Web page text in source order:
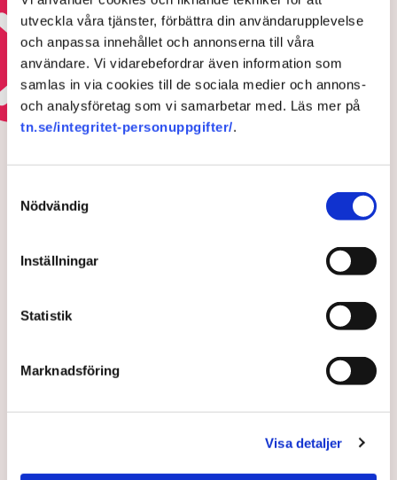
utveckla våra tjänster, förbättra din användarupplevelse
och anpassa innehållet och annonserna till våra
användare. Vi vidarebefordrar även information som
samlas in via cookies till de sociala medier och annons-
och analysföretag som vi samarbetar med. Läs mer på
tn.se/integritet-personuppgifter/.
Nödvändig
Inställningar
Statistik
Marknadsföring
Visa detaljer
Läs mer om framtidens arbetsmarknad
REGELKRÅNGLET
uteservering – ”Rena
”Riktlinjerna gäller ju redan nu så min markis med ben är inte